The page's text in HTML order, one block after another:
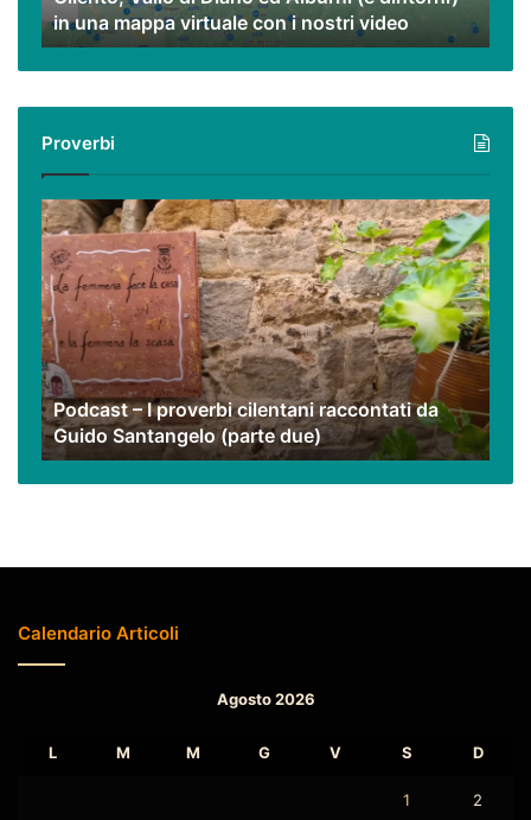
una
mappa
virtuale
nostri
video
in una mappa virtuale con i nostri video
Proverbi
Podcast
–
I
proverbi
cilentani
raccontati
da
Guido
Santangelo
(parte
due)
Podcast – I proverbi cilentani raccontati da
Guido Santangelo (parte due)
Calendario Articoli
Agosto 2026
L M M G V S D
1 2